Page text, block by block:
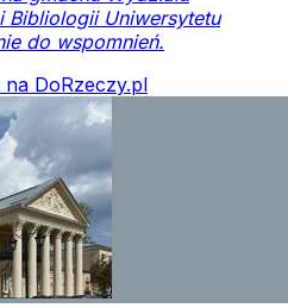
Bibliologii Uniwersytetu
do wspomnień.
na DoRzeczy.pl